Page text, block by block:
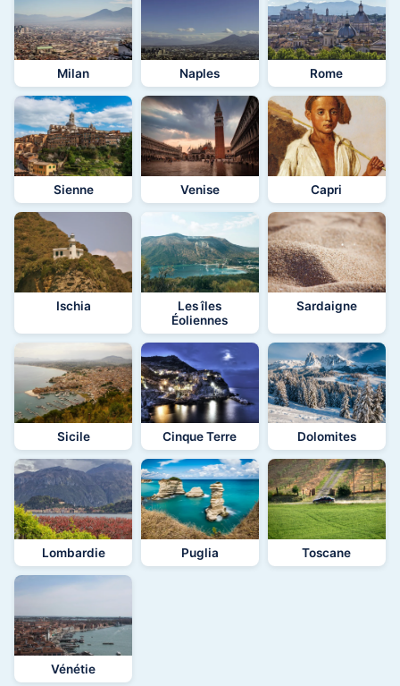
Milan Naples Rome
Sienne Venise Capri
Ischia
Les îles
Éoliennes
Sardaigne
Sicile Cinque Terre Dolomites
Lombardie Puglia Toscane
Vénétie